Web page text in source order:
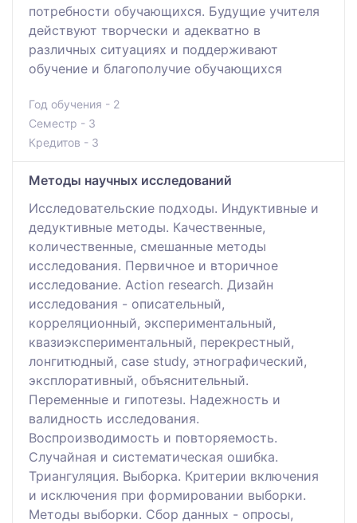
потребности обучающихся. Будущие учителя
действуют творчески и адекватно в
различных ситуациях и поддерживают
обучение и благополучие обучающихся
Год обучения - 2
Семестр - 3
Кредитов - 3
Методы научных исследований
Исследовательские подходы. Индуктивные и
дедуктивные методы. Качественные,
количественные, смешанные методы
исследования. Первичное и вторичное
исследование. Action research. Дизайн
исследования - описательный,
корреляционный, экспериментальный,
квазиэкспериментальный, перекрестный,
лонгитюдный, case study, этнографический,
эксплоративный, объяснительный.
Переменные и гипотезы. Надежность и
валидность исследования.
Воспроизводимость и повторяемость.
Случайная и систематическая ошибка.
Триангуляция. Выборка. Критерии включения
и исключения при формировании выборки.
Методы выборки. Сбор данных - опросы,